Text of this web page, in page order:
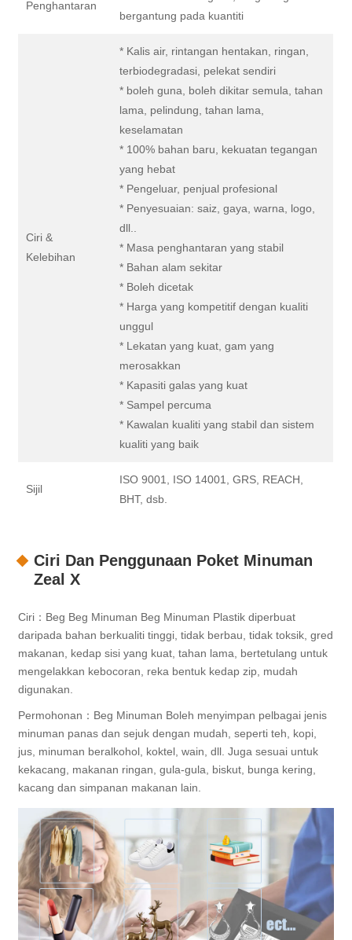
Penghantaran
bergantung pada kuantiti
Ciri &
Kelebihan
* Kalis air, rintangan hentakan, ringan,
terbiodegradasi, pelekat sendiri
* boleh guna, boleh dikitar semula, tahan
lama, pelindung, tahan lama,
keselamatan
* 100% bahan baru, kekuatan tegangan
yang hebat
* Pengeluar, penjual profesional
* Penyesuaian: saiz, gaya, warna, logo,
dll..
* Masa penghantaran yang stabil
* Bahan alam sekitar
* Boleh dicetak
* Harga yang kompetitif dengan kualiti
unggul
* Lekatan yang kuat, gam yang
merosakkan
* Kapasiti galas yang kuat
* Sampel percuma
* Kawalan kualiti yang stabil dan sistem
kualiti yang baik
Sijil
ISO 9001, ISO 14001, GRS, REACH,
BHT, dsb.
Ciri Dan Penggunaan Poket Minuman
Zeal X
Ciri：Beg Beg Minuman Beg Minuman Plastik diperbuat
daripada bahan berkualiti tinggi, tidak berbau, tidak toksik, gred
makanan, kedap sisi yang kuat, tahan lama, bertetulang untuk
mengelakkan kebocoran, reka bentuk kedap zip, mudah
digunakan.
Permohonan：Beg Minuman Boleh menyimpan pelbagai jenis
minuman panas dan sejuk dengan mudah, seperti teh, kopi,
jus, minuman beralkohol, koktel, wain, dll. Juga sesuai untuk
kekacang, makanan ringan, gula-gula, biskut, bunga kering,
kacang dan simpanan makanan lain.